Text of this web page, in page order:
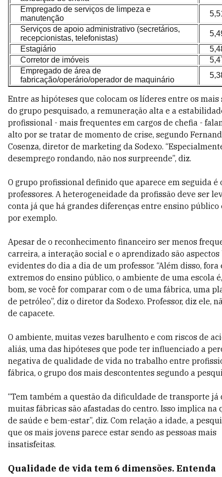
Empregado de serviços de limpeza e
manutenção
Serviços de apoio administrativo (secretários,
recepcionistas, telefonistas)
Estagiário
Corretor de imóveis
Empregado de área de
fabricação/operário/operador de maquinário
Entre as hipóteses que colocam os líderes entre os
do grupo pesquisado, a remuneração alta e a
profissional - mais frequentes em cargos de chefia -
alto por se tratar de momento de crise, segundo
Cosenza, diretor de marketing da Sodexo.
desemprego rondando, não nos surpreende”, diz.
O grupo profissional definido que aparece em seguida é
professores. A heterogeneidade da profissão deve ser
conta já que há grandes diferenças entre ensino público
por exemplo.
Apesar de o reconhecimento financeiro ser menos
carreira, a interação social e o aprendizado são aspectos
evidentes do dia a dia de um professor. “Além disso, fora
extremos do ensino público, o ambiente de uma escola
bom, se você for comparar com o de uma fábrica, uma
de petróleo”, diz o diretor da Sodexo. Professor, diz ele,
de capacete.
O ambiente, muitas vezes barulhento e com riscos de
aliás, uma das hipóteses que pode ter influenciado a
negativa de qualidade de vida no trabalho entre
fábrica, o grupo dos mais descontentes segundo a
“Tem também a questão da dificuldade de transporte já
muitas fábricas são afastadas do centro. Isso implica na
de saúde e bem-estar”, diz. Com relação a idade, a
que os mais jovens parece estar sendo as pessoas mais
insatisfeitas.
Qualidade de vida tem 6 dimensões. Entenda